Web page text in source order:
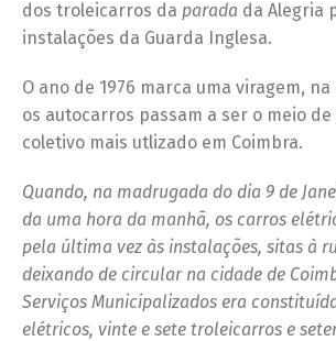
dos troleicarros da parada da Alegria
instalações da Guarda Inglesa.
O ano de 1976 marca uma viragem,
os autocarros passam a ser o meio
coletivo mais utlizado em Coimbra.
Quando, na madrugada do dia 9 de
da uma hora da manhã, os carros
pela última vez às instalações, sitas à
deixando de circular na cidade de
Serviços Municipalizados era
elétricos, vinte e sete troleicarros e